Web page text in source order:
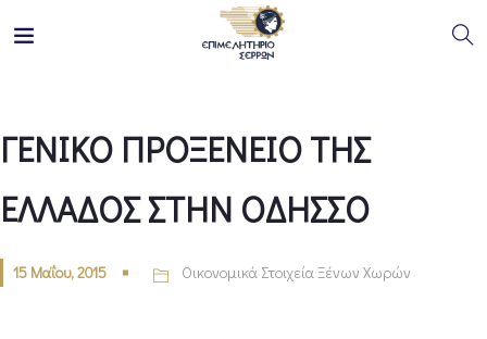
ΓΕΝΙΚΟ ΠΡΟΞΕΝΕΙΟ ΤΗΣ
ΕΛΛΑΔΟΣ ΣΤΗΝ ΟΔΗΣΣΟ
15 Μαΐου, 2015 Οικονομικά Στοιχεία Ξένων Χωρών